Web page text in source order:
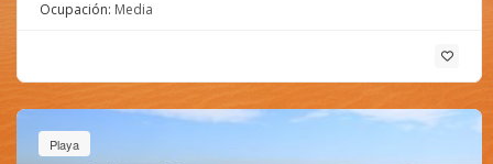
Ocupación: Media
Playa